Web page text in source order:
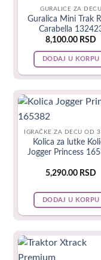
Osim kvaliteta, ovu
elemenata – sadrži 4
samostalno koristiti,
Piano koji može biti
Muzički efekat ove
različitih uspavanki i
Muzička
GURALICE ZA DECU
Guralica Mini Trak
Carabella
8,100.00 RSD
DODAJ U KORPU
Kolica za lutke
Jogger Princess
5,290.00 RSD
DODAJ U KORPU